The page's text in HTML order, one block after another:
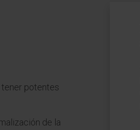
tener potentes
de la